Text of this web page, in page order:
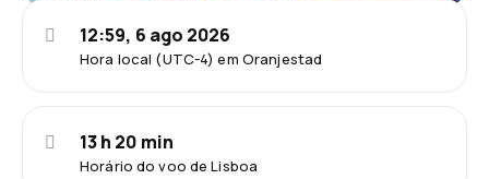
Hora local (UTC-4) em Oranjestad
12:59, 6 ago 2026
Horário do voo de Lisboa
13 h 20 min